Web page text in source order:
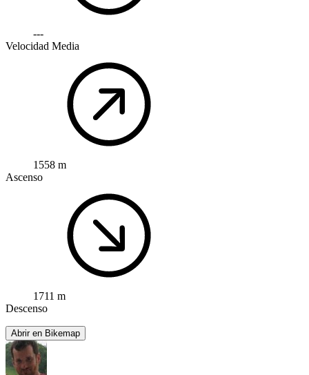
---
Velocidad Media
1558 m
Ascenso
1711 m
Descenso
Abrir en Bikemap